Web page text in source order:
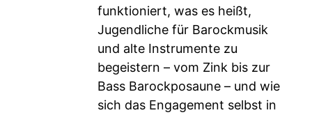
funktioniert, was es heißt,
Jugendliche für Barockmusik
und alte Instrumente zu
begeistern – vom Zink bis zur
Bass Barockposaune – und wie
sich das Engagement selbst in